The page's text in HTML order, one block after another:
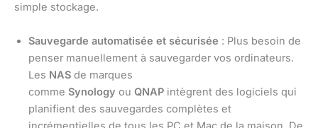
simple stockage.
Sauvegarde automatisée et sécurisée : Plus besoin de
penser manuellement à sauvegarder vos ordinateurs.
Les NAS de marques
comme Synology ou QNAP intègrent des logiciels qui
planifient des sauvegardes complètes et